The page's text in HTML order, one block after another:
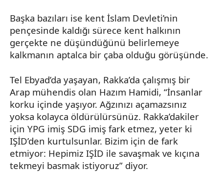
Başka bazıları ise kent İslam Devleti’nin
pençesinde kaldığı sürece kent halkının
gerçekte ne düşündüğünü belirlemeye
kalkmanın aptalca bir çaba olduğu görüşünde.
Tel Ebyad’da yaşayan, Rakka’da çalışmış bir
Arap mühendis olan Hazım Hamidi, “İnsanlar
korku içinde yaşıyor. Ağzınızı açamazsınız
yoksa kolayca öldürülürsünüz. Rakka’dakiler
için YPG imiş SDG imiş fark etmez, yeter ki
IŞİD’den kurtulsunlar. Bizim için de fark
etmiyor: Hepimiz IŞİD ile savaşmak ve kıçına
tekmeyi basmak istiyoruz” diyor.